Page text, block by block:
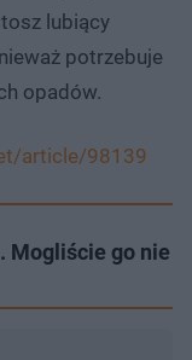
lubiący
potrzebuje
opadów.
article/98139
Mogliście go nie